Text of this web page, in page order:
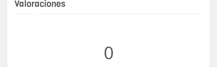
Valoraciones
0